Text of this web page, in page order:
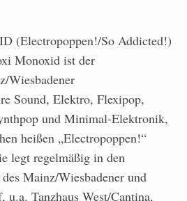
(Electropoppen!/So Addicted!)
Monoxid ist der
Wiesbadener
Sound, Elektro, Flexipop,
und Minimal-Elektronik,
heißen „Electropoppen!“
legt regelmäßig in den
Mainz/Wiesbadener und
u.a. Tanzhaus West/Cantina,